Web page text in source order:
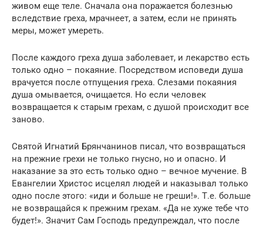
живом еще теле. Сначала она поражается болезнью
вследствие греха, мрачнеет, а затем, если не принять
меры, может умереть.
После каждого греха душа заболевает, и лекарство есть
только одно – покаяние. Посредством исповеди душа
врачуется после отпущения греха. Слезами покаяния
душа омывается, очищается. Но если человек
возвращается к старым грехам, с душой происходит все
заново.
Святой Игнатий Брянчанинов писал, что возвращаться
на прежние грехи не только гнусно, но и опасно. И
наказание за это есть только одно – вечное мучение. В
Евангелии Христос исцелял людей и наказывал только
одно после этого: «иди и больше не греши!». Т.е. больше
не возвращайся к прежним грехам. «Да не хуже тебе что
будет!». Значит Сам Господь предупреждал, что после